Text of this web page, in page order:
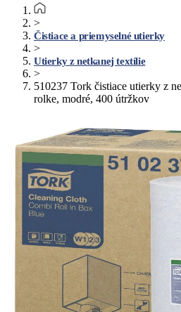
>
Čistiace a priemyselné utierky
>
Utierky z netkanej textílie
>
510237 Tork čistiace utierky z
rolke, modré, 400 útržkov